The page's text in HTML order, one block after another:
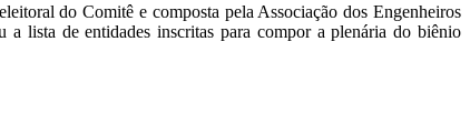
do Comitê e composta pela Associação dos Engenheiros
lista de entidades inscritas para compor a plenária do biênio